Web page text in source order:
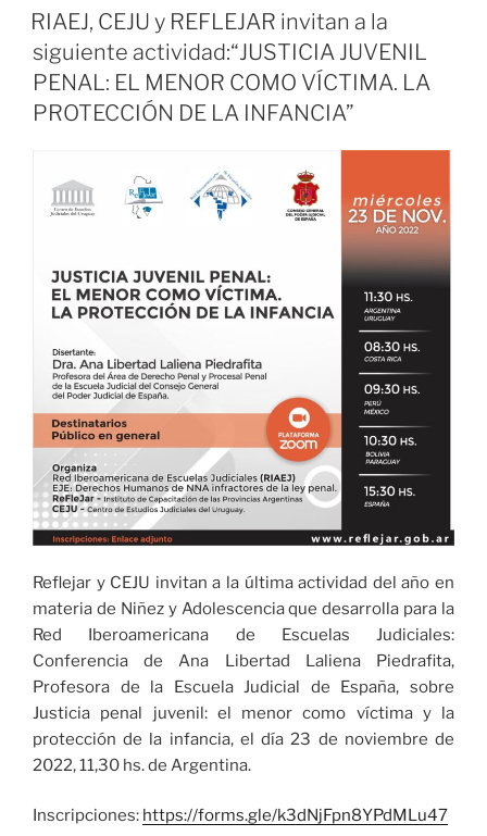
EL
RIAEJ, CEJU y REFLEJAR invitan a la
siguiente actividad:“JUSTICIA JUVENIL
PENAL: EL MENOR COMO VÍCTIMA. LA
PROTECCIÓN DE LA INFANCIA”
Reflejar y CEJU invitan a la última actividad del año en
materia de Niñez y Adolescencia que desarrolla para la
Red Iberoamericana de Escuelas Judiciales:
Conferencia de Ana Libertad Laliena Piedrafita,
Profesora de la Escuela Judicial de España, sobre
Justicia penal juvenil: el menor como víctima y la
protección de la infancia, el día 23 de noviembre de
2022, 11,30 hs. de Argentina.
Inscripciones: https://forms.gle/k3dNjFpn8YPdMLu47